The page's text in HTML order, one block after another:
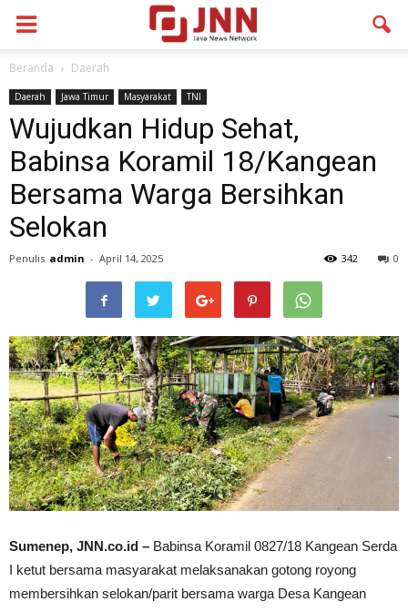
Beranda Daerah
Daerah Jawa Timur Masyarakat TNI
Wujudkan Hidup Sehat,
Babinsa Koramil 18/Kangean
Bersama Warga Bersihkan
Selokan
Penulis admin - April 14, 2025 0
342
Sumenep, JNN.co.id – Babinsa Koramil 0827/18 Kangean Serda
I ketut bersama masyarakat melaksanakan gotong royong
membersihkan selokan/parit bersama warga Desa Kangean